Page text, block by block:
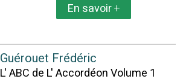
En savoir+
Guérouet Frédéric
L' ABC de L' Accordéon Volume 1